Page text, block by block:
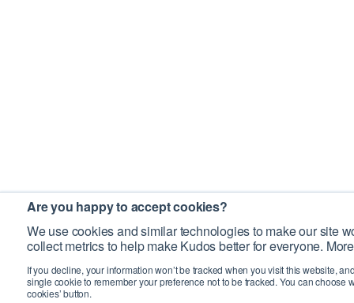
Are you happy to accept cookies?
We use cookies and similar technologies to make our site
collect metrics to help make Kudos better for everyone.
If you decline, your information won’t be tracked when you visit this website,
single cookie to remember your preference not to be tracked. You can choose
cookies’ button.